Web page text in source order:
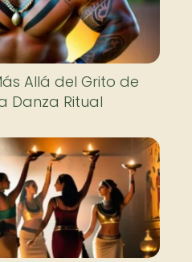
Allá del Grito de
Danza Ritual